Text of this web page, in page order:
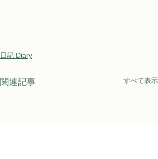
日記 Diary
関連記事 すべて表示